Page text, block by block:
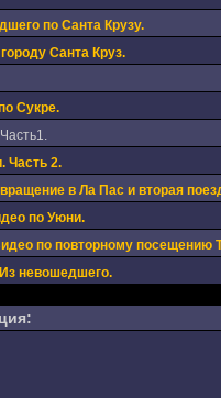
по Санта Крузу.
Санта Круз.
Сукре.
Часть 2.
в Ла Пас и вторая
по Уюни.
по повторному посещению
Из невошедшего.